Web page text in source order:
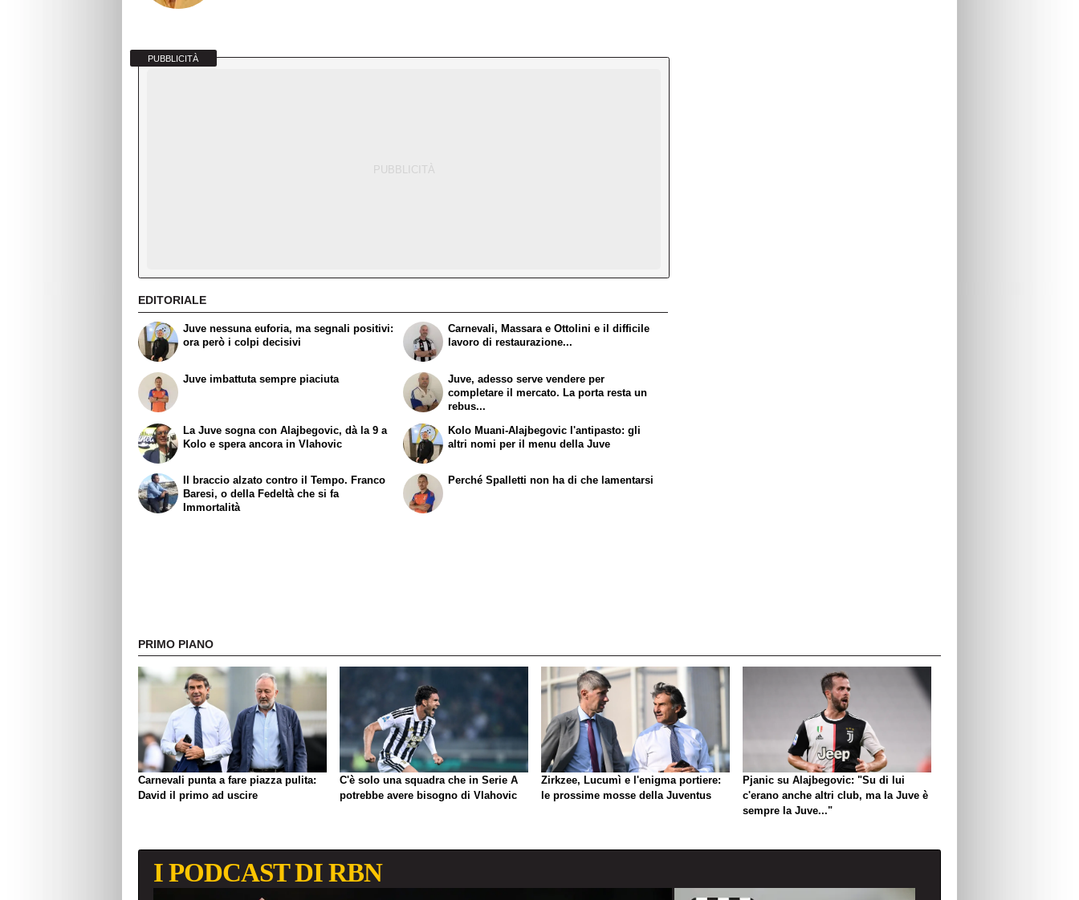
PUBBLICITÀ
EDITORIALE
Juve nessuna euforia, ma segnali positivi:
ora però i colpi decisivi
Juve imbattuta sempre piaciuta
Carnevali, Massara e Ottolini e il difficile
lavoro di restaurazione...
Juve, adesso serve vendere per
completare il mercato. La porta resta un
rebus...
La Juve sogna con Alajbegovic, dà la 9 a
Kolo e spera ancora in Vlahovic
Il braccio alzato contro il Tempo. Franco
Baresi, o della Fedeltà che si fa
Immortalità
Kolo Muani-Alajbegovic l'antipasto: gli
altri nomi per il menu della Juve
Perché Spalletti non ha di che lamentarsi
PRIMO PIANO
Carnevali punta a fare piazza pulita:
David il primo ad uscire
C'è solo una squadra che in Serie A
potrebbe avere bisogno di Vlahovic
Zirkzee, Lucumì e l'enigma portiere:
le prossime mosse della Juventus
Pjanic su Alajbegovic: "Su di lui
c'erano anche altri club, ma la Juve è
sempre la Juve..."
I PODCAST DI RBN